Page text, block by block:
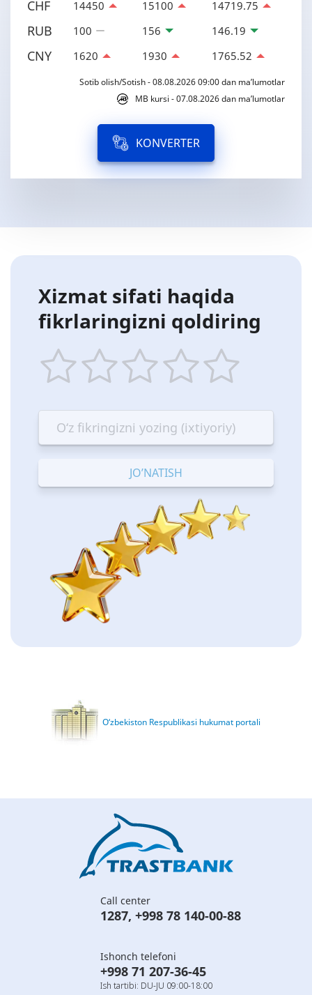
CHF 14450 15100 14719.75
RUB 100 156 146.19
CNY 1620 1930 1765.52
Sotib olish/Sotish - 08.08.2026 09:00 dan ma’lumotlar
MB kursi - 07.08.2026 dan ma’lumotlar
KONVERTER
Xizmat sifati haqida
fikrlaringizni qoldiring
star
Terrible
stars
—
Bad
stars
—
OK
stars
—
Good
stars
—
Excellent
O‘zbekiston Respublikasi hukumat portali
Call center
1287, +998 78 140-00-88
Ishonch telefoni
+998 71 207-36-45
Ish tartibi: DU-JU 09:00-18:00